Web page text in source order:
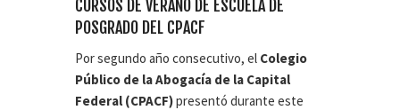
CURSOS DE VERANO DE ESCUELA DE
POSGRADO DEL CPACF
Por segundo año consecutivo, el Colegio
Público de la Abogacía de la Capital
Federal (CPACF)presentó durante este